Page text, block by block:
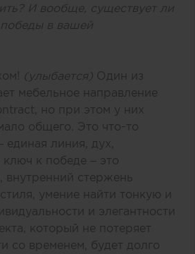
И вообще, существует ли
в вашей
(улыбается) Один из
мебельное направление
но при этом у них
общего. Это что-то
линия, дух,
к победе – это
внутренний стержень
умение найти тонкую и
и элегантности
который не потеряет
со временем, будет долго